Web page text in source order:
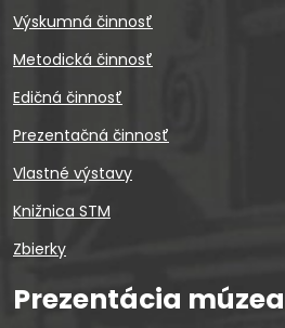
Výskumná činnosť
Metodická činnosť
Edičná činnosť
Prezentačná činnosť
Vlastné výstavy
Knižnica STM
Zbierky
Prezentácia múzea